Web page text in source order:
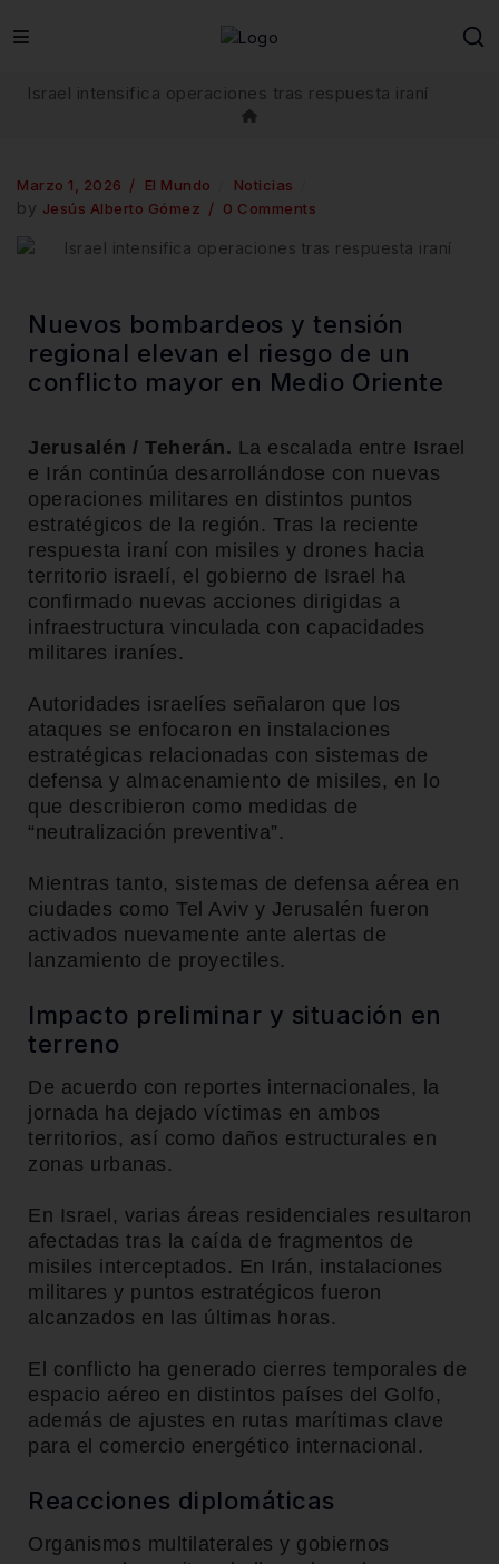
Israel intensifica operaciones tras respuesta iraní
Marzo 1, 2026 El Mundo Noticias
by Jesús Alberto Gómez 0 Comments
Nuevos bombardeos y tensión
regional elevan el riesgo de un
conflicto mayor en Medio Oriente
Jerusalén / Teherán. La escalada entre Israel
e Irán continúa desarrollándose con nuevas
operaciones militares en distintos puntos
estratégicos de la región. Tras la reciente
respuesta iraní con misiles y drones hacia
territorio israelí, el gobierno de Israel ha
confirmado nuevas acciones dirigidas a
infraestructura vinculada con capacidades
militares iraníes.
Autoridades israelíes señalaron que los
ataques se enfocaron en instalaciones
estratégicas relacionadas con sistemas de
defensa y almacenamiento de misiles, en lo
que describieron como medidas de
“neutralización preventiva”.
Mientras tanto, sistemas de defensa aérea en
ciudades como Tel Aviv y Jerusalén fueron
activados nuevamente ante alertas de
lanzamiento de proyectiles.
Impacto preliminar y situación en
terreno
De acuerdo con reportes internacionales, la
jornada ha dejado víctimas en ambos
territorios, así como daños estructurales en
zonas urbanas.
En Israel, varias áreas residenciales resultaron
afectadas tras la caída de fragmentos de
misiles interceptados. En Irán, instalaciones
militares y puntos estratégicos fueron
alcanzados en las últimas horas.
El conflicto ha generado cierres temporales de
espacio aéreo en distintos países del Golfo,
además de ajustes en rutas marítimas clave
para el comercio energético internacional.
Reacciones diplomáticas
Organismos multilaterales y gobiernos